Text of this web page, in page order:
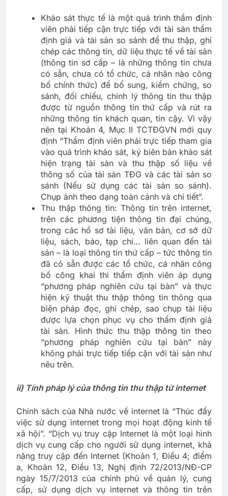
Khảo sát thực tế là một quá trình thẩm định
viên phải tiếp cận trực tiếp với tài sản thẩm
định giá và tài sản so sánh để thu thập, ghi
chép các thông tin, dữ liệu thực tế về tài sản
(thông tin sơ cấp – là những thông tin chưa
có sẵn, chưa có tổ chức, cá nhân nào công
bố chính thức) để bổ sung, kiểm chứng, so
sánh, đối chiếu, chỉnh lý thông tin thu thập
được từ nguồn thông tin thứ cấp và rút ra
những thông tin khách quan, tin cậy. Vì vậy
nên tại Khoản 4, Mục II TCTĐGVN mới quy
định “Thẩm định viên phải trực tiếp tham gia
vào quá trình khảo sát, ký biên bản khảo sát
hiện trạng tài sản và thu thập số liệu về
thông số của tài sản TĐG và các tài sản so
sánh (Nếu sử dụng các tài sản so sánh).
Chụp ảnh theo dạng toàn cảnh và chi tiết”.
Thu thập thông tin: Thông tin trên internet,
trên các phương tiện thông tin đại chúng,
trong các hồ sơ tài liệu, văn bản, cơ sở dữ
liệu, sách, báo, tạp chí… liên quan đến tài
sản – là loại thông tin thứ cấp – tức thông tin
đã có sẵn được các tổ chức, cá nhân công
bố công khai thì thẩm định viên áp dụng
“phương pháp nghiên cứu tại bàn” và thực
hiện kỹ thuật thu thập thông tin thông qua
biện pháp đọc, ghi chép, sao chụp tài liệu
được lựa chọn phục vụ cho thẩm định giá
tài sản. Hình thức thu thập thông tin theo
“phương pháp nghiên cứu tại bàn” này
không phải trực tiếp tiếp cận với tài sản như
nêu trên.
ii) Tính pháp lý của thông tin thu thập từ internet
Chính sách của Nhà nước về internet là “Thúc đẩy
việc sử dụng internet trong mọi hoạt động kinh tế
xã hội”. “Dịch vụ truy cập Internet là một loại hình
dịch vụ cung cấp cho người sử dụng internet, khả
năng truy cập đến Internet (Khoản 1, Điều 4; điểm
a, Khoản 12, Điều 13, Nghị định 72/2013/NĐ-CP
ngày 15/7/2013 của chính phủ về quản lý, cung
cấp, sử dụng dịch vụ internet và thông tin trên